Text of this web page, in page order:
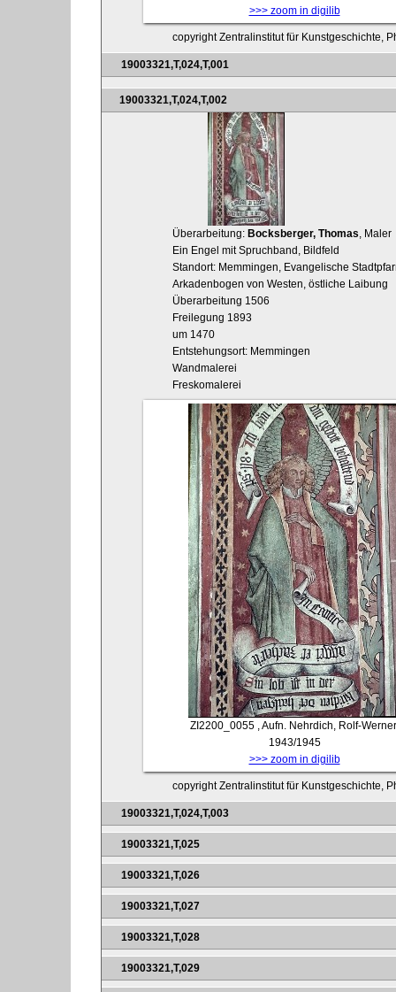
>>> zoom in digilib
copyright Zentralinstitut für Kunstgeschichte,
19003321,T,024,T,001
19003321,T,024,T,002
Überarbeitung: Bocksberger, Thomas, Maler
Ein Engel mit Spruchband, Bildfeld
Standort: Memmingen, Evangelische
Arkadenbogen von Westen, östliche Laibung
Überarbeitung 1506
Freilegung 1893
um 1470
Entstehungsort: Memmingen
Wandmalerei
Freskomalerei
ZI2200_0055 , Aufn. Nehrdich, Rolf-
1943/1945
>>> zoom in digilib
copyright Zentralinstitut für Kunstgeschichte,
19003321,T,024,T,003
19003321,T,025
19003321,T,026
19003321,T,027
19003321,T,028
19003321,T,029